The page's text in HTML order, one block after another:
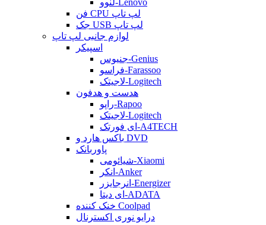
لنوو-Lenovo
فن CPU لپ تاپ
جک USB لپ تاپ
لوازم جانبی لپ تاپ
اسپیکر
جنیوس-Genius
فراسو-Farassoo
لاجیتک-Logitech
هدست و هدفون
راپو-Rapoo
لاجیتک-Logitech
ای فورتک-A4TECH
باکس هارد و DVD
پاوربانک
شیائومی-Xiaomi
انکر-Anker
انرجایزر-Energizer
ای دیتا-ADATA
خنک کننده Coolpad
درایو نوری اکسترنال